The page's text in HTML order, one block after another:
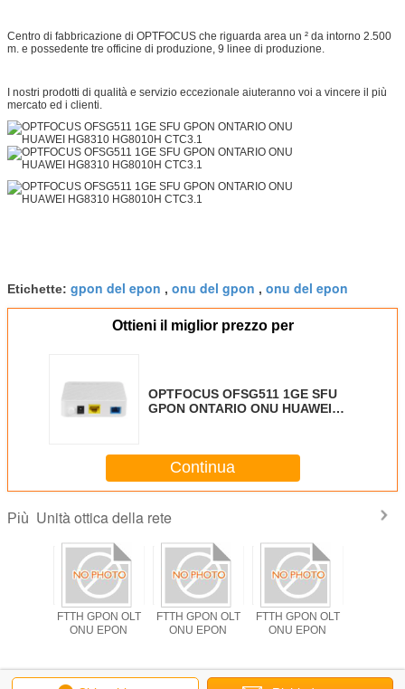
Centro di fabbricazione di OPTFOCUS che riguarda area un ² da intorno 2.500
m. e possedente tre officine di produzione, 9 linee di produzione.
I nostri prodotti di qualità e servizio eccezionale aiuteranno voi a vincere il più
mercato ed i clienti.
Etichette: gpon del epon , onu del gpon , onu del epon
Ottieni il miglior prezzo per
OPTFOCUS OFSG511 1GE SFU
GPON ONTARIO ONU HUAWEI
Continua
Più Unità ottica della rete
FTTH GPON OLT
ONU EPON
FTTH GPON OLT
ONU EPON
FTTH GPON OLT
ONU EPON
soluzione
OLT